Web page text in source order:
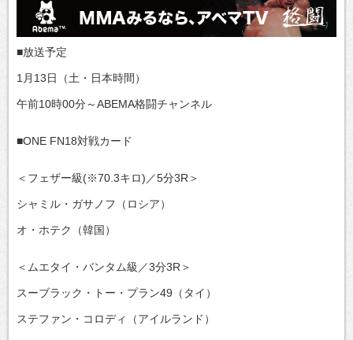
■放送予定
1月13日（土・日本時間）
午前10時00分～ABEMA格闘チャンネル
■ONE FN18対戦カード
＜フェザー級(※70.3キロ)／5分3R＞
シャミル・ガサノフ（ロシア）
オ・ホテク（韓国）
＜ムエタイ・バンタム級／3分3R＞
スーブラック・トー・プラン49（タイ）
ステファン・コロディ（アイルランド）